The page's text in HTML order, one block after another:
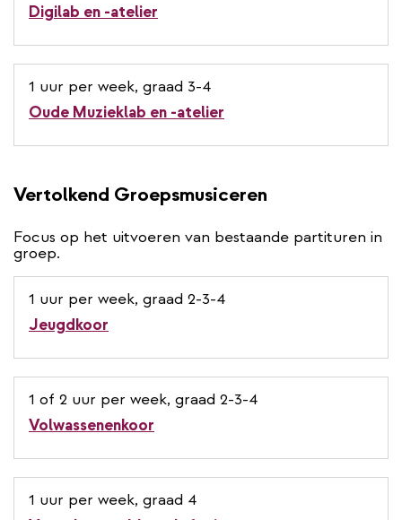
Digilab en -atelier
1 uur per week, graad 3-4
Oude Muzieklab en -atelier
Vertolkend Groepsmusiceren
Focus op het uitvoeren van bestaande partituren in
groep.
1 uur per week, graad 2-3-4
Jeugdkoor
1 of 2 uur per week, graad 2-3-4
Volwassenenkoor
1 uur per week, graad 4